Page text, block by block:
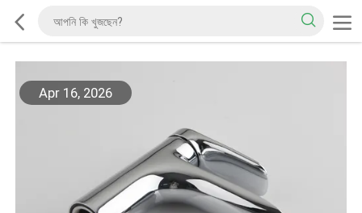
Apr 16, 2026